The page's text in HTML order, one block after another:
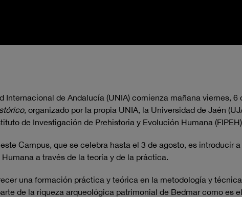
Internacional de Andalucía (UNIA) comienza mañana viernes, 6
, organizado por la propia UNIA, la Universidad de Jaén
de Investigación de Prehistoria y Evolución Humana
Campus, que se celebra hasta el 3 de agosto, es
a través de la teoría y de la práctica.
una formación práctica y teórica en la metodología y
de la riqueza arqueológica patrimonial de Bedmar como